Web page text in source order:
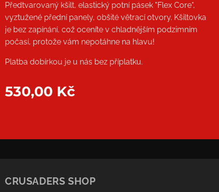
Předtvarovaný kšilt, elastický potní pásek "Flex Core",
vyztužené přední panely, obšité větrací otvory. Kšiltovka
je bez zapínání, což oceníte v chladnějším podzimním
počasí, protože vám nepotáhne na hlavu!
Platba dobírkou je u nás bez příplatku.
530,00 Kč
CRUSADERS SHOP